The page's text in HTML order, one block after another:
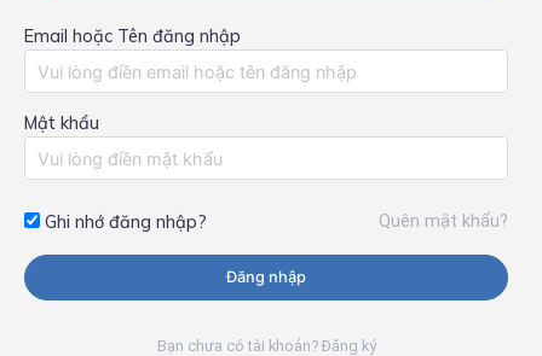
Email hoặc Tên đăng nhập
Mật khẩu
Ghi nhớ đăng nhập? Quên mật khẩu?
Đăng nhập
Bạn chưa có tài khoản? Đăng ký